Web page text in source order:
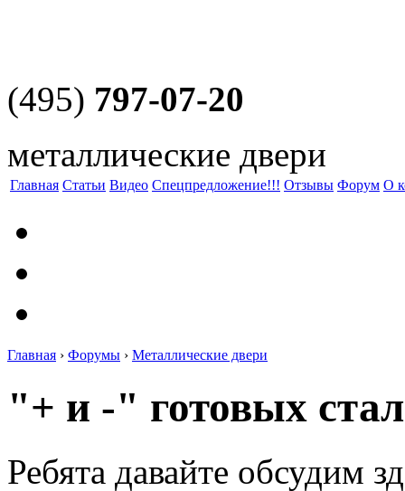
(495) 797-07-20
металлические двери
Главная Статьи Видео Спецпредложение!!! Отзывы Форум О
Главная › Форумы › Металлические двери
"+ и -" готовых
Ребята давайте обсудим